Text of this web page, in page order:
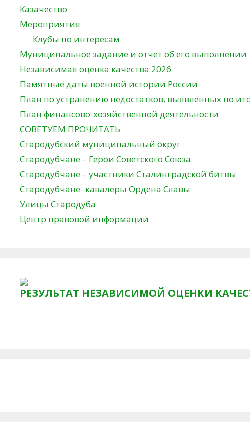
Казачество
Мероприятия
Клубы по интересам
Муниципальное задание и отчет об его выполнении
Независимая оценка качества 2026
Памятные даты военной истории России
План по устранению недостатков, выявленных по
План финансово-хозяйственной деятельности
СОВЕТУЕМ ПРОЧИТАТЬ
Стародубский муниципальный округ
Стародубчане – Герои Советского Союза
Стародубчане – участники Сталинградской битвы
Стародубчане- кавалеры Ордена Славы
Улицы Стародуба
Центр правовой информации
РЕЗУЛЬТАТ НЕЗАВИСИМОЙ ОЦЕНКИ